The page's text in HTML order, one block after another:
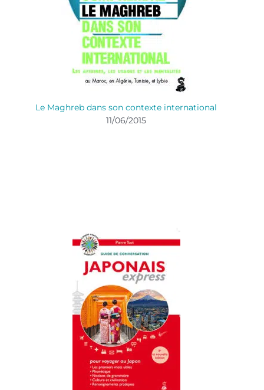
Le Maghreb dans son contexte international
11/06/2015